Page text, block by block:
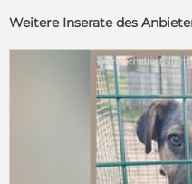
Weitere Inserate des